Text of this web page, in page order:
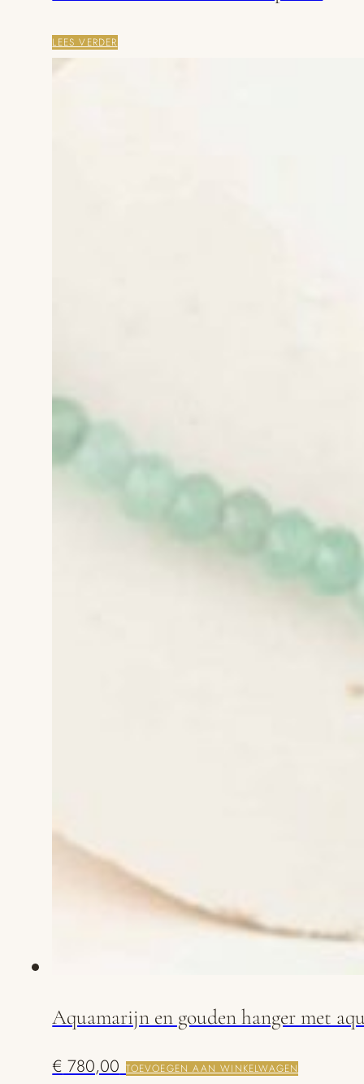
LEES VERDER
Aquamarijn en gouden hanger met
€ 780,00 TOEVOEGEN AAN WINKELWAGEN